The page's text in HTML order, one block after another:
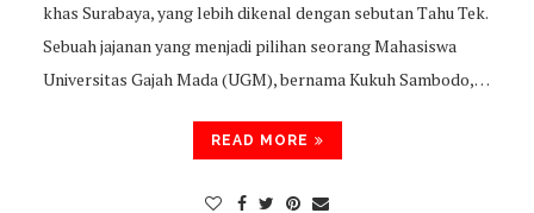
khas Surabaya, yang lebih dikenal dengan sebutan Tahu Tek.
Sebuah jajanan yang menjadi pilihan seorang Mahasiswa
Universitas Gajah Mada (UGM), bernama Kukuh Sambodo,…
READ MORE